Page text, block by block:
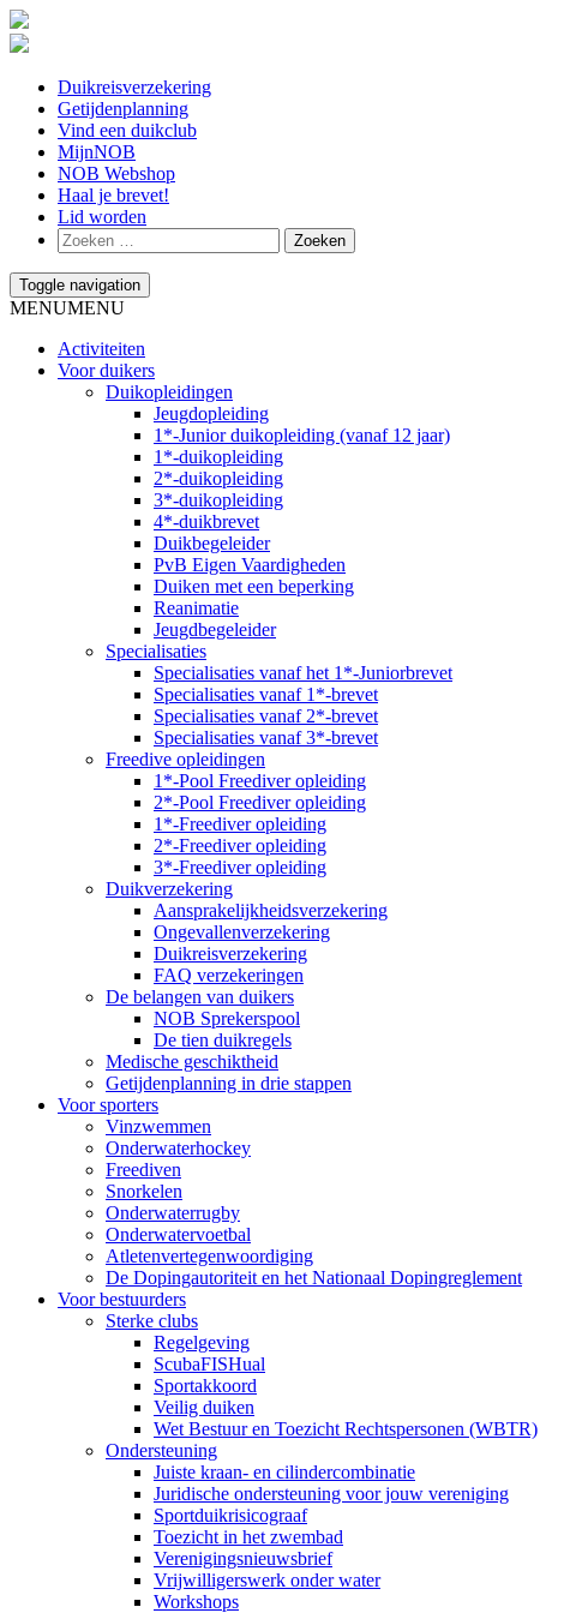
Duikreisverzekering
Getijdenplanning
Vind een duikclub
MijnNOB
NOB Webshop
Haal je brevet!
Lid worden
Toggle navigation
MENUMENU
Activiteiten
Voor duikers
Duikopleidingen
Jeugdopleiding
1*-Junior duikopleiding (vanaf 12 jaar)
1*-duikopleiding
2*-duikopleiding
3*-duikopleiding
4*-duikbrevet
Duikbegeleider
PvB Eigen Vaardigheden
Duiken met een beperking
Reanimatie
Jeugdbegeleider
Specialisaties
Specialisaties vanaf het 1*-Juniorbrevet
Specialisaties vanaf 1*-brevet
Specialisaties vanaf 2*-brevet
Specialisaties vanaf 3*-brevet
Freedive opleidingen
1*-Pool Freediver opleiding
2*-Pool Freediver opleiding
1*-Freediver opleiding
2*-Freediver opleiding
3*-Freediver opleiding
Duikverzekering
Aansprakelijkheidsverzekering
Ongevallenverzekering
Duikreisverzekering
FAQ verzekeringen
De belangen van duikers
NOB Sprekerspool
De tien duikregels
Medische geschiktheid
Getijdenplanning in drie stappen
Voor sporters
Vinzwemmen
Onderwaterhockey
Freediven
Snorkelen
Onderwaterrugby
Onderwatervoetbal
Atletenvertegenwoordiging
De Dopingautoriteit en het Nationaal Dopingreglement
Voor bestuurders
Sterke clubs
Regelgeving
ScubaFISHual
Sportakkoord
Veilig duiken
Wet Bestuur en Toezicht Rechtspersonen (WBTR)
Ondersteuning
Juiste kraan- en cilindercombinatie
Juridische ondersteuning voor jouw vereniging
Sportduikrisicograaf
Toezicht in het zwembad
Verenigingsnieuwsbrief
Vrijwilligerswerk onder water
Workshops